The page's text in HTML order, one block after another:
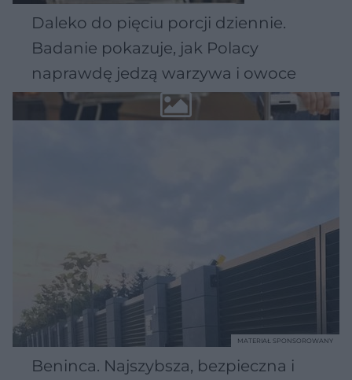
Daleko do pięciu porcji dziennie.
Badanie pokazuje, jak Polacy
naprawdę jedzą warzywa i owoce
Beninca. Najszybsza, bezpieczna i
MATERIAŁ SPONSOROWANY